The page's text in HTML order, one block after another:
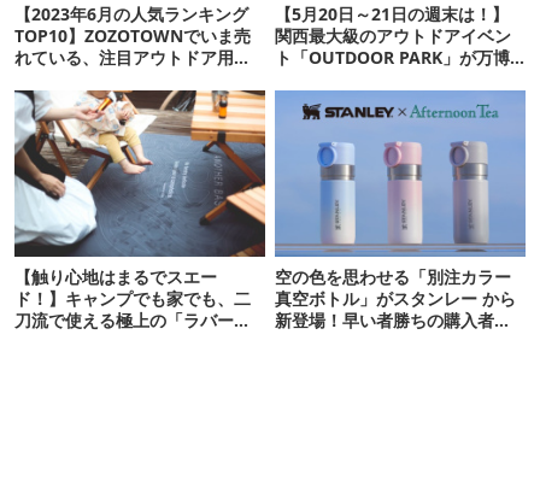
【2023年6月の人気ランキング
TOP10】ZOZOTOWNでいま売
れている、注目アウトドア用品
【5月20日～21日の週末は！】
関西最大級のアウトドアイベン
ト「OUTDOOR PARK」が万博
【触り心地はまるでスエー
ド！】キャンプでも家でも、二
刀流で使える極上の「ラバーマ
空の色を思わせる「別注カラー
真空ボトル」がスタンレー から
新登場！早い者勝ちの購入者プ